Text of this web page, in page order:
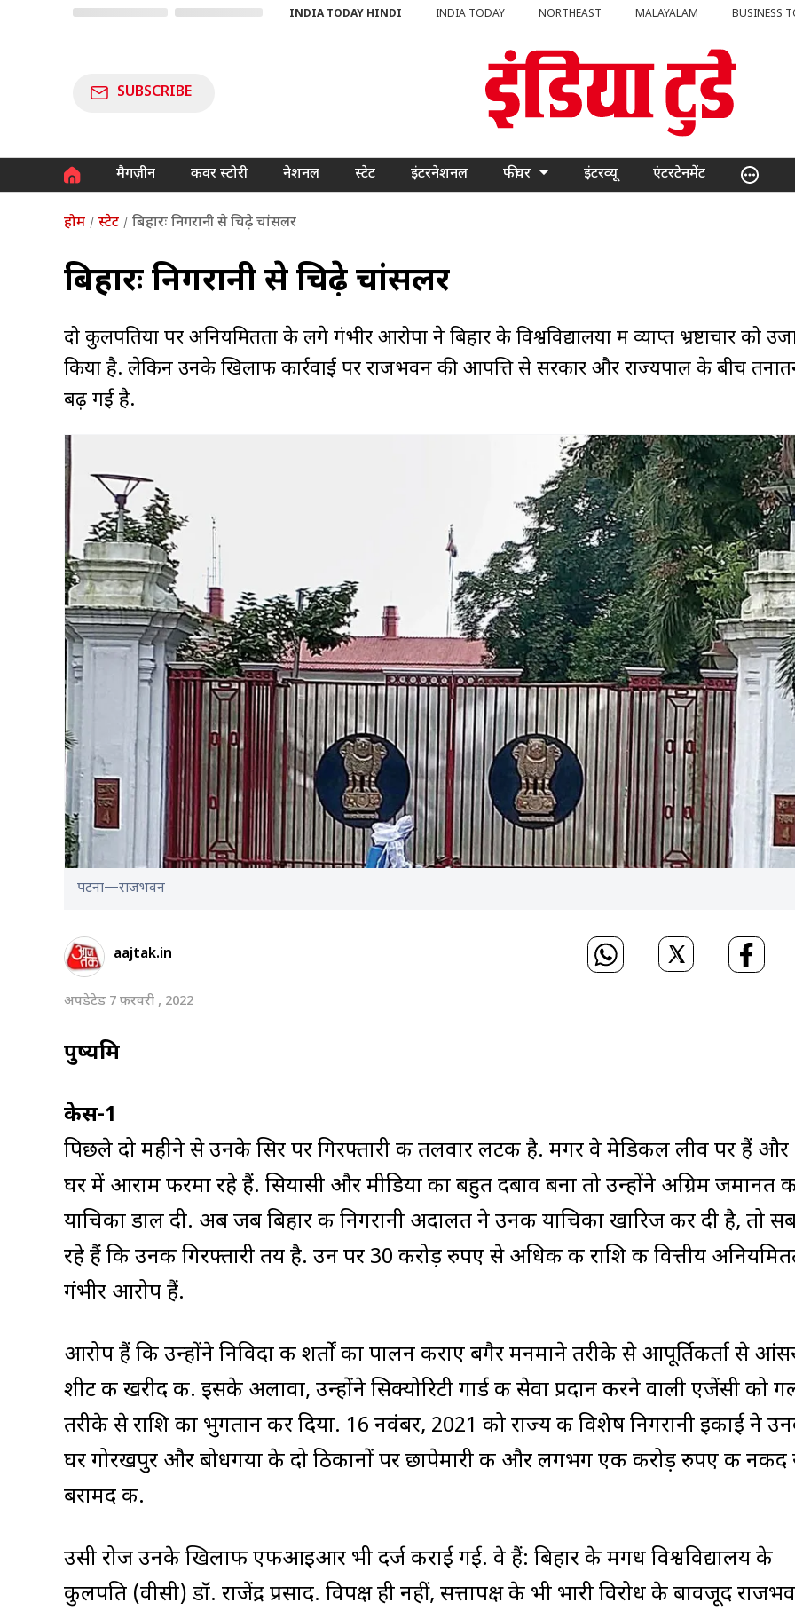
INDIA TODAY HINDI INDIA TODAY NORTHEAST MALAYALAM BUSINESS
SUBSCRIBE
मैगज़ीन कवर स्टोरी नेशनल स्टेट इंटरनेशनल फीचर इंटरव्यू एंटरटेनमेंट
होम स्टेट बिहारः निगरानी से चिढ़े चांसलर
बिहारः निगरानी से चिढ़े चांसलर
दो कुलपतियों पर अनियमितता के लगे गंभीर आरोपों ने बिहार के विश्वविद्यालयों में व्याप्त भ्रष्टाचार को
किया है. लेकिन उनके खिलाफ कार्रवाई पर राजभवन की आपत्ति से सरकार और राज्यपाल के बीच
बढ़ गई है.
पटना—राजभवन
aajtak.in
अपडेटेड 7 फ़रवरी , 2022
पुष्यमित्र
केस-1
पिछले दो महीने से उनके सिर पर गिरफ्तारी की तलवार लटकी है. मगर वे मेडिकल लीव पर हैं
घर में आराम फरमा रहे हैं. सियासी और मीडिया का बहुत दबाव बना तो उन्होंने अग्रिम जमानत
याचिका डाल दी. अब जब बिहार की निगरानी अदालत ने उनकी याचिका खारिज कर दी है, तो
रहे हैं कि उनकी गिरफ्तारी तय है. उन पर 30 करोड़ रुपए से अधिक की राशि की वित्तीय
गंभीर आरोप हैं.
आरोप हैं कि उन्होंने निविदा की शर्तों का पालन कराए बगैर मनमाने तरीके से आपूर्तिकर्ता से
शीट की खरीद की. इसके अलावा, उन्होंने सिक्योरिटी गार्ड की सेवा प्रदान करने वाली एजेंसी को
तरीके से राशि का भुगतान कर दिया. 16 नवंबर, 2021 को राज्य की विशेष निगरानी इकाई ने
घर गोरखपुर और बोधगया के दो ठिकानों पर छापेमारी की और लगभग एक करोड़ रुपए की नकद
बरामद की.
उसी रोज उनके खिलाफ एफआइआर भी दर्ज कराई गई. वे हैं: बिहार के मगध विश्वविद्यालय के
कुलपति (वीसी) डॉ. राजेंद्र प्रसाद. विपक्ष ही नहीं, सत्तापक्ष के भी भारी विरोध के बावजूद